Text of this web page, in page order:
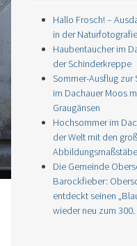
Hallo Frosch! –
in der Naturfotografie
Haubentaucher im
der Schinderkreppe
Sommer-Ausflug
im Dachauer Moos
Graugänsen
Hochsommer im
der Welt mit den
Die Gemeinde
Barockfieber:
entdeckt seinen
wieder neu zum